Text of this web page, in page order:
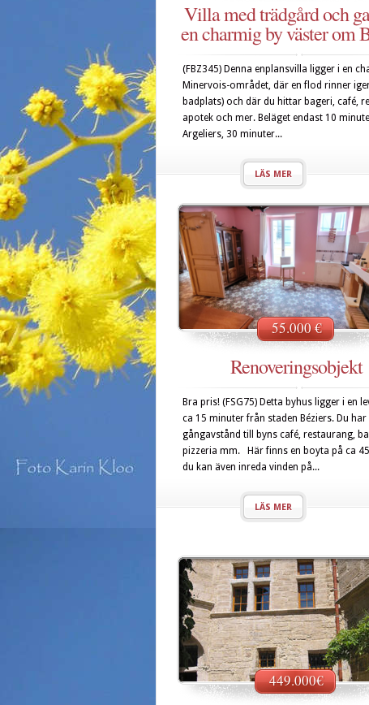
Villa med trädgård och
en charmig by väster om
(FBZ345) Denna enplansvilla ligger i en
Minervois-området, där en flod rinner
badplats) och där du hittar bageri, café,
apotek och mer. Beläget endast 10
Argeliers, 30 minuter...
LÄS MER
55.000 €
Renoveringsobjekt
Bra pris! (FSG75) Detta byhus ligger i en
ca 15 minuter från staden Béziers. Du har
gångavstånd till byns café, restaurang,
pizzeria mm. Här finns en boyta på ca
du kan även inreda vinden på...
LÄS MER
449.000€